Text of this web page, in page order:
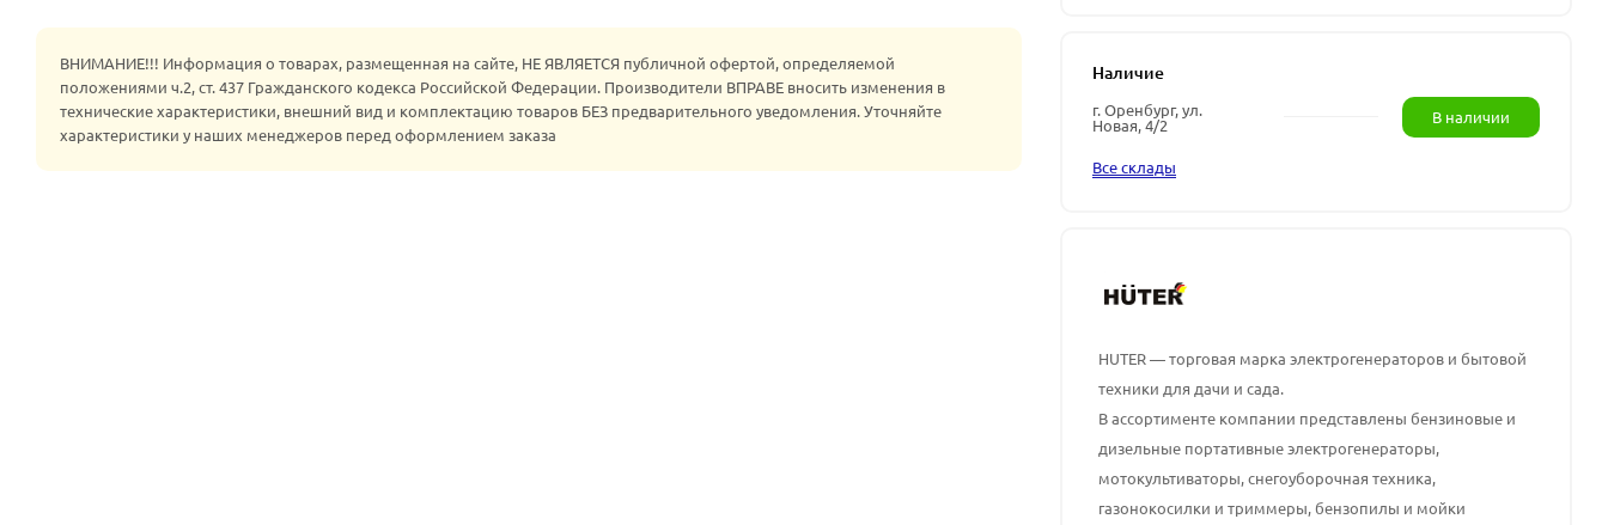
ВНИМАНИЕ!!! Информация о товарах, размещенная на сайте, НЕ ЯВЛЯЕТСЯ публичной офертой, определяемой
положениями ч.2, ст. 437 Гражданского кодекса Российской Федерации. Производители ВПРАВЕ вносить изменения в
технические характеристики, внешний вид и комплектацию товаров БЕЗ предварительного уведомления. Уточняйте
характеристики у наших менеджеров перед оформлением заказа
Наличие
г. Оренбург, ул.
Новая, 4/2 В наличии
Все склады
HUTER — торговая марка электрогенераторов и бытовой
техники для дачи и сада.
В ассортименте компании представлены бензиновые и
дизельные портативные электрогенераторы,
мотокультиваторы, снегоуборочная техника,
газонокосилки и триммеры, бензопилы и мойки